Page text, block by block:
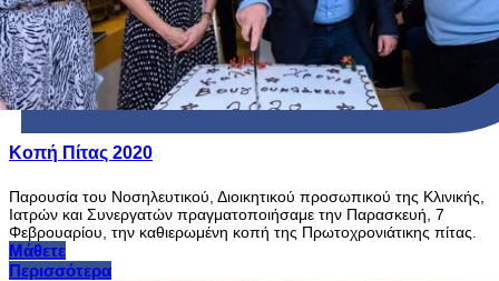
Κοπή Πίτας 2020
Παρουσία του Νοσηλευτικού, Διοικητικού προσωπικού της Κλινικής,
Ιατρών και Συνεργατών πραγματοποιήσαμε την Παρασκευή, 7
Φεβρουαρίου, την καθιερωμένη κοπή της Πρωτοχρονιάτικης πίτας.
Μάθετε
Περισσότερα